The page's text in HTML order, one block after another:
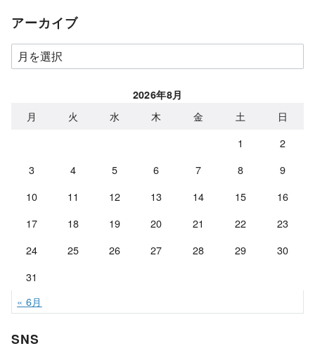
アーカイブ
ア
ー
2026年8月
月 火 水 木 金 土
日
1
2
3
4 5 6 7 8
9
10
11 12 13 14 15
16
17
18 19 20 21 22
23
24
25 26 27 28 29
30
31
« 6月
SNS